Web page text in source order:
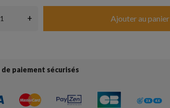
+ Ajouter au panier
de paiement sécurisés